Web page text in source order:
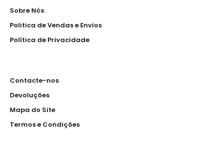
Sobre Nós
Politica de Vendas e Envios
Política de Privacidade
Contacte-nos
Devoluções
Mapa do Site
Termos e Condições